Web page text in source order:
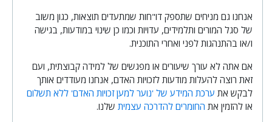
אנחנו גם מניחים שתספק דו"חות שמתעדים תוצאות, כגון משוב
של סגל המורים ותלמידים, עדויות וכמו כן שינוי במודעות, בגישה
ו/או בהתנהגות לפני ואחרי התוכנית.
אם אתה לא עורך שיעורים או מפגשים של למידה קבוצתית, ועם
זאת רוצה להעלות מודעות לזכויות האדם, אנחנו מעודדים אותך
לבקש את ערכת המידע של 'נוער למען זכויות האדם' ללא תשלום
או להזמין את החומרים להדרכה עצמית שלנו.